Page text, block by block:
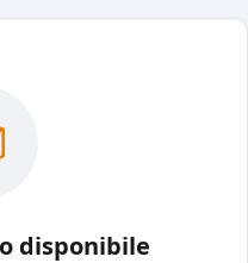
disponibile